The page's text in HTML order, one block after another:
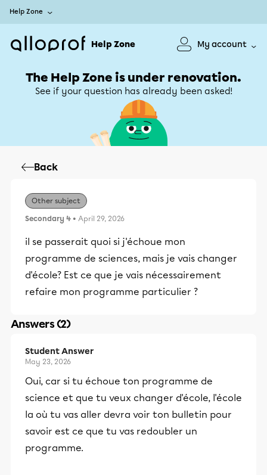
Help Zone
Help Zone My account
The Help Zone is under renovation.
See if your question has already been asked!
Back
Other subject
Secondary 4 • April 29, 2026
il se passerait quoi si j'échoue mon
programme de sciences, mais je vais changer
d'école? Est ce que je vais nécessairement
refaire mon programme particulier ?
Answers (2)
Student Answer
May 23, 2026
Oui, car si tu échoue ton programme de
science et que tu veux changer d'école, l'école
la où tu vas aller devra voir ton bulletin pour
savoir est ce que tu vas redoubler un
programme.